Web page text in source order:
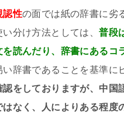
認性の面では紙の辞書に劣
い分け方法としては、普段
読んだり、辞書にあるコ
辞書であることを基準に
をしておりますが、中国
なく、人によりある程度